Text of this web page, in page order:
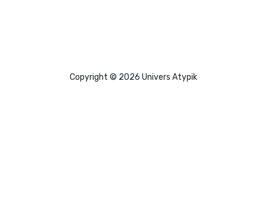
Copyright © 2026 Univers Atypik